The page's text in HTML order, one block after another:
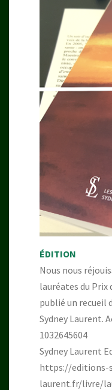
ÉDITION
Nous nous
lauréates du Prix
publié un recueil
Sydney Laurent.
1032645604
Sydney Laurent
https://editions-
laurent.fr/livre/